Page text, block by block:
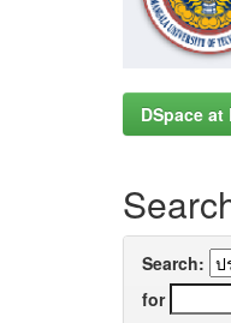
DSpace
Search:
for